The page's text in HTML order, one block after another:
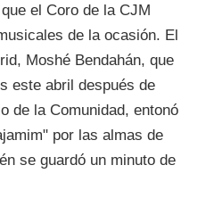
el Coro de la CJM
de la ocasión. El
Moshé Bendahán, que
este abril después de
de la Comunidad, entonó
por las almas de
se guardó un minuto de